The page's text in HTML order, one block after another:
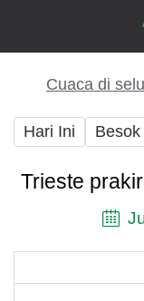
Cuaca di
Hari Ini Besok
Trieste